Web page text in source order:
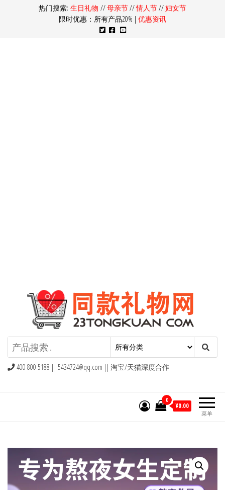
热门搜索: 生日礼物 //母亲节//情人节//妇女节
限时优惠：所有产品20% | 优惠资讯
同款礼物礼品网
400 800 5188 || 5434724@qq.com || 淘宝/天猫深度合作
菜单
0
¥0.00